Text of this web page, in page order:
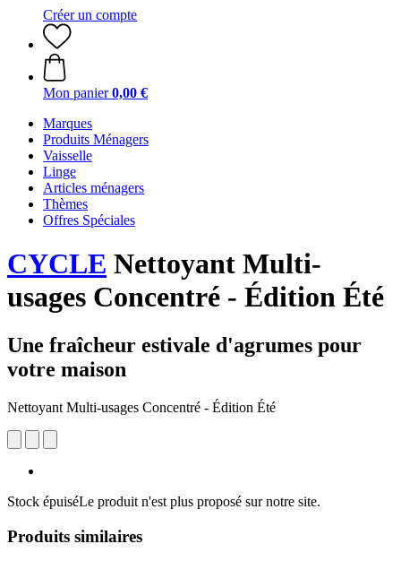
Créer un compte
Mon panier 0,00 €
Marques
Produits Ménagers
Vaisselle
Linge
Articles ménagers
Thèmes
Offres Spéciales
CYCLE Nettoyant Multi-
usages Concentré - Édition Été
Une fraîcheur estivale d'agrumes pour
votre maison
Nettoyant Multi-usages Concentré - Édition Été
Stock épuiséLe produit n'est plus proposé sur notre site.
Produits similaires